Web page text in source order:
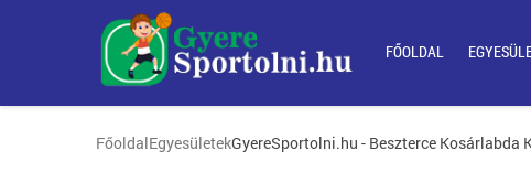
FŐOLDAL
FőoldalEgyesületekGyereSportolni.hu - Beszterce Kosárlabda